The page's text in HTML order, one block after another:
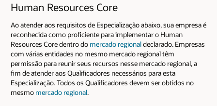
Human Resources Core
Ao atender aos requisitos de Especialização abaixo, sua empresa é
reconhecida como proficiente para implementar o Human
Resources Core dentro do mercado regionaldeclarado. Empresas
com várias entidades no mesmo mercado regional têm
permissão para reunir seus recursos nesse mercado regional, a
fim de atender aos Qualificadores necessários para esta
Especialização. Todos os Qualificadores devem ser obtidos no
mesmo mercado regional.